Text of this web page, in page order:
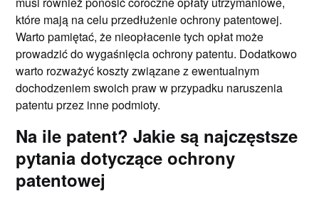
które mają na celu przedłużenie ochrony patentowej.
Warto pamiętać, że nieopłacenie tych opłat może
prowadzić do wygaśnięcia ochrony patentu. Dodatkowo
warto rozważyć koszty związane z ewentualnym
dochodzeniem swoich praw w przypadku naruszenia
patentu przez inne podmioty.
Na ile patent? Jakie są najczęstsze
pytania dotyczące ochrony
patentowej